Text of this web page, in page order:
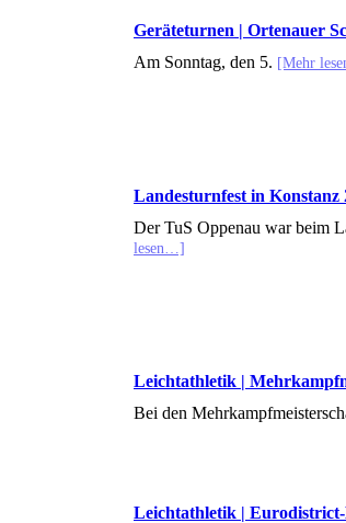
Geräteturnen | Ortenauer
Am Sonntag, den 5. [Mehr
Landesturnfest in Konstanz
Der TuS Oppenau war beim
lesen…]
Leichtathletik |
Bei den
Leichtathletik | Eurodistrict-